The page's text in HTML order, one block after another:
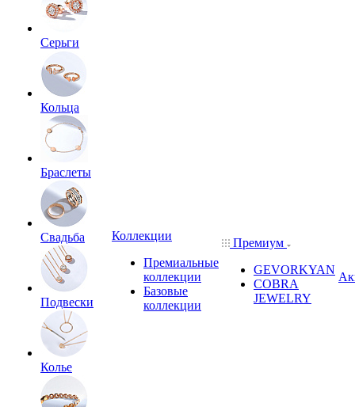
Серьги
Кольца
Браслеты
Свадьба
Подвески
Колье
Коллекции
Премиальные
коллекции
Базовые
коллекции
Премиум
GEVORKYAN
COBRA
JEWELRY